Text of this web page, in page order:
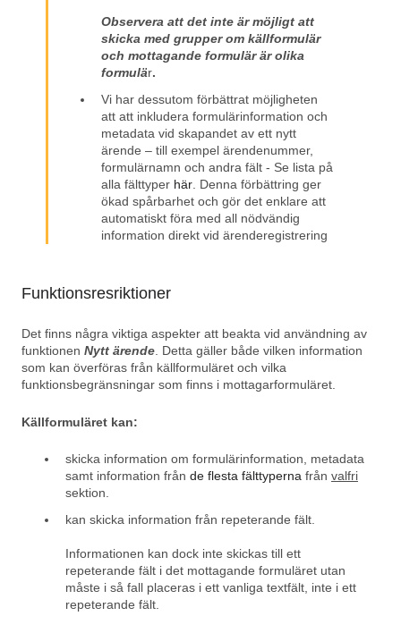
Observera att det inte är möjligt att
skicka med grupperom källformulär
och mottagande formulär är olika
formulär.
Vi har dessutom förbättrat möjligheten
att att inkludera formulärinformation och
metadata vid skapandet av ett nytt
ärende – till exempel ärendenummer,
formulärnamn och andra fält - Se lista på
alla fälttyper här. Denna förbättring ger
ökad spårbarhet och gör det enklare att
automatiskt föra med all nödvändig
information direkt vid ärenderegistrering
Funktionsresriktioner
Det finns några viktiga aspekter att beakta vid användning av
funktionen Nytt ärende . Detta gäller både vilken information
som kan överföras från källformuläret och vilka
funktionsbegränsningar som finns i mottagarformuläret.
Källformuläret kan:
skicka information om formulärinformation, metadata
samt information från de flesta fälttyperna från valfri
sektion.
kan skicka information från repeterande fält.
Informationen kan dock inte skickas till ett
repeterande fält i det mottagande formuläret utan
måste i så fall placeras i ett vanliga textfält, inte i ett
repeterande fält.